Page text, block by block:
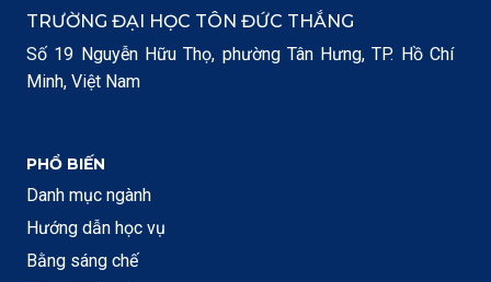
TRƯỜNG ĐẠI HỌC TÔN ĐỨC THẮNG
Số 19 Nguyễn Hữu Thọ, phường Tân Hưng, TP. Hồ Chí
Minh, Việt Nam
PHỔ BIẾN
Danh mục ngành
Hướng dẫn học vụ
Bằng sáng chế